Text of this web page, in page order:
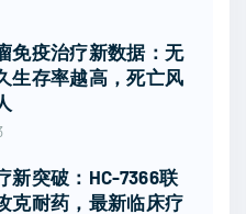
免疫治疗新数据：无
生存率越高，死亡风
新突破：HC-7366联
克耐药，最新临床疗